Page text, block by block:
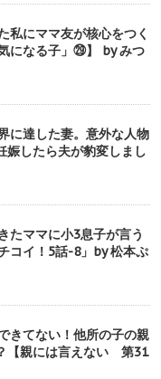
私にママ友が核心をつく
になる子」㉙】 by みつ
に達した妻。意外な人物
したら夫が豹変しまし
たママに小3息子が言う
コイ！5話-8」by 松本ぷ
きてない！他所の子の親
【親には言えない 第31